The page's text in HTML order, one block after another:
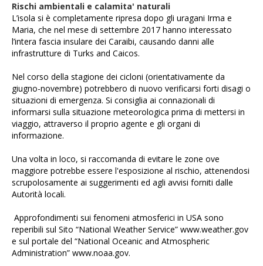
Rischi ambientali e calamita' naturali
L’isola si è completamente ripresa dopo gli uragani Irma e
Maria, che nel mese di settembre 2017 hanno interessato
l’intera fascia insulare dei Caraibi, causando danni alle
infrastrutture di Turks and Caicos.
Nel corso della stagione dei cicloni (orientativamente da
giugno-novembre) potrebbero di nuovo verificarsi forti disagi o
situazioni di emergenza. Si consiglia ai connazionali di
informarsi sulla situazione meteorologica prima di mettersi in
viaggio, attraverso il proprio agente e gli organi di
informazione.
Una volta in loco, si raccomanda di evitare le zone ove
maggiore potrebbe essere l'esposizione al rischio, attenendosi
scrupolosamente ai suggerimenti ed agli avvisi forniti dalle
Autorità locali.
Approfondimenti sui fenomeni atmosferici in USA sono
reperibili sul Sito “National Weather Service” www.weather.gov
e sul portale del “National Oceanic and Atmospheric
Administration” www.noaa.gov.